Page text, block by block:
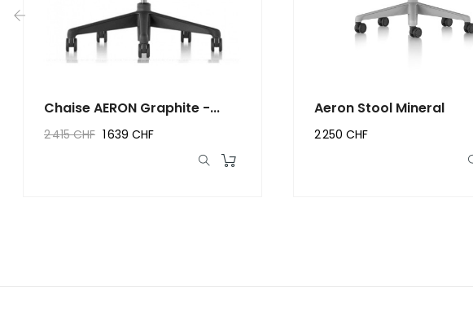
Chaise AERON Graphite -...
2 415 CHF 1 639 CHF
Aeron Stool Mineral
2 250 CHF